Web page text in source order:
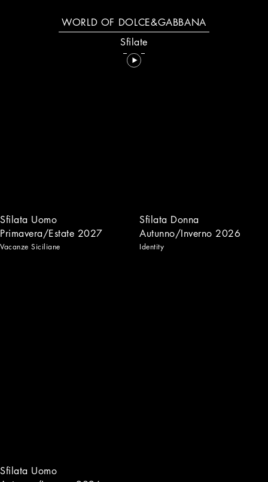
WORLD OF DOLCE&GABBANA
Sfilata Uomo
Primavera/Estate 2027
Vacanze Siciliane
Sfilata Donna
Autunno/Inverno 2026
Identity
Sfilata Uomo